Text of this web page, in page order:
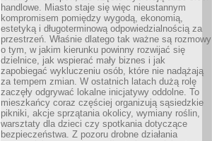
handlowe. Miasto staje się więc nieustannym
kompromisem pomiędzy wygodą, ekonomią,
estetyką i długoterminową odpowiedzialnością za
przestrzeń. Właśnie dlatego tak ważne są rozmowy
o tym, w jakim kierunku powinny rozwijać się
dzielnice, jak wspierać mały biznes i jak
zapobiegać wykluczeniu osób, które nie nadążają
za tempem zmian. W ostatnich latach dużą rolę
zaczęły odgrywać lokalne inicjatywy oddolne. To
mieszkańcy coraz częściej organizują sąsiedzkie
pikniki, akcje sprzątania okolicy, wymiany roślin,
warsztaty dla dzieci czy spotkania dotyczące
bezpieczeństwa. Z pozoru drobne działania